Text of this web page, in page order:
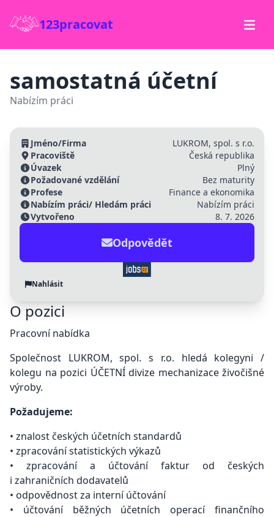
123pracovat
samostatná účetní
Nabízím práci
Jméno/Firma
LUKROM, spol. s r.o.
Pracoviště
Česká republika
Úvazek
Plný
Požadované vzdělání
Bez maturity
Profese
Finance a ekonomika
Nabízím práci/ Hledám práci
Nabízím práci
Vytvořeno
8. 7. 2026
Odpovědět
Nahlásit
O pozici
Pracovní nabídka
Společnost LUKROM, spol. s r.o. hledá kolegyni /
kolegu na pozici ÚČETNÍ divize mechanizace živočišné
výroby.
Požadujeme:
• znalost českých účetních standardů
• zpracování statistických výkazů
• zpracování a účtování faktur od českých
i zahraničních dodavatelů
• odpovědnost za interní účtování
• účtování běžných účetních operací finančního